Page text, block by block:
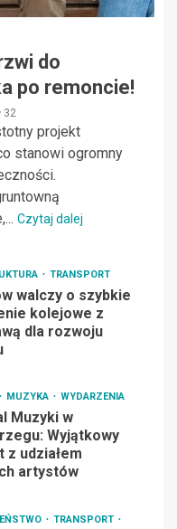
do
po remoncie!
32
projekt
stanowi ogromny
Czytaj dalej
TRANSPORT
walczy o szybkie
kolejowe z
dla rozwoju
MUZYKA WYDARZENIA
Muzyki w
Wyjątkowy
z udziałem
artystów
TRANSPORT